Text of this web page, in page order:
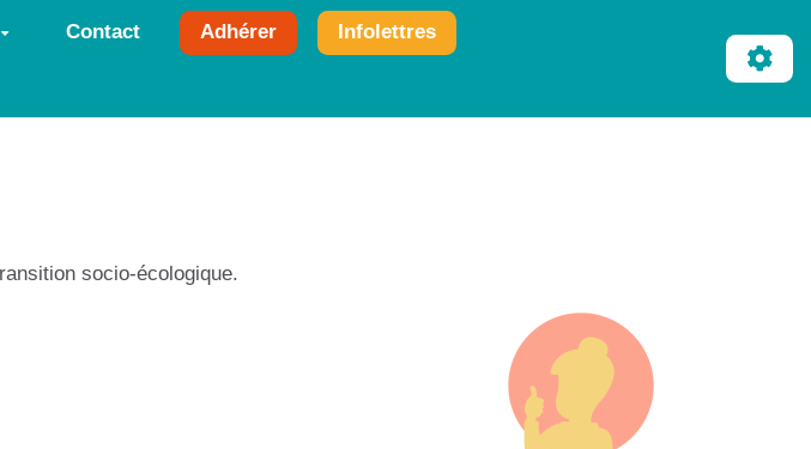
Contact Adhérer Infolettres
socio-écologique.